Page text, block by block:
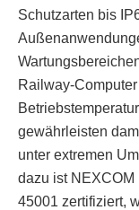
Schutzarten bis
Railway-
gewährleisten
unter extremen
dazu ist NEXCOM
45001 zertifiziert,